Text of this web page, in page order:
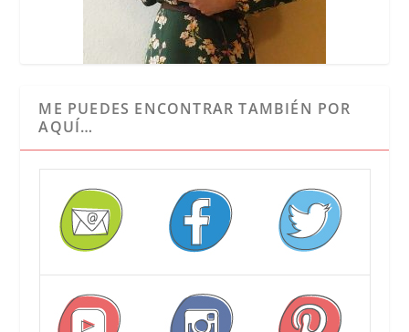
ME PUEDES ENCONTRAR TAMBIÉN POR
AQUÍ…